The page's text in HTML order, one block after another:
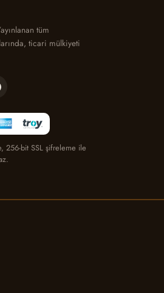
tüm
ticari mülkiyeti
256-bit SSL şifreleme ile